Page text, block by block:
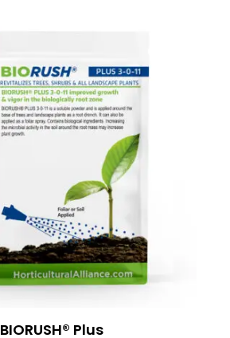
BIORUSH® Plus